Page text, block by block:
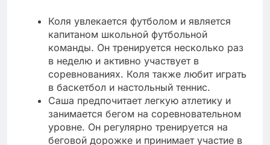
Коля увлекается футболом и является
капитаном школьной футбольной
команды. Он тренируется несколько раз
в неделю и активно участвует в
соревнованиях. Коля также любит играть
в баскетбол и настольный теннис.
Саша предпочитает легкую атлетику и
занимается бегом на соревновательном
уровне. Он регулярно тренируется на
беговой дорожке и принимает участие в